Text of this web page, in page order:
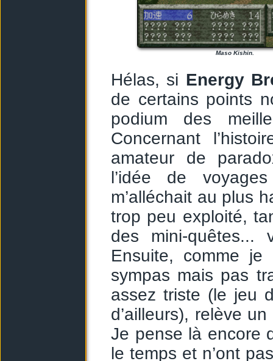
Maso Kishin.
Hélas, si Energy
de certains points
podium des
Concernant
amateur de
l’idée de
m’alléchait au plus
trop peu exploité,
des mini-
Ensuite, comme
sympas mais pas
assez triste (le jeu
d’ailleurs), relève
Je pense là encore
le temps et n’ont